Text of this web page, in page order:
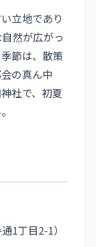
立地であり
然が広がっ
節は、散策
の真ん中
社で、初夏
1丁目2-1）